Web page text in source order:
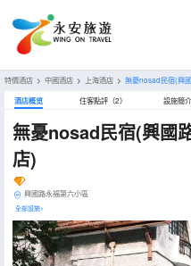
特價酒店 > 中國酒店 > 上海酒店 > 無憂nosad民宿(興
酒店概览 住客點評（2） 設施簡介
無憂nosad民宿(興國
店)
興國路永福第六小區
全部設施>